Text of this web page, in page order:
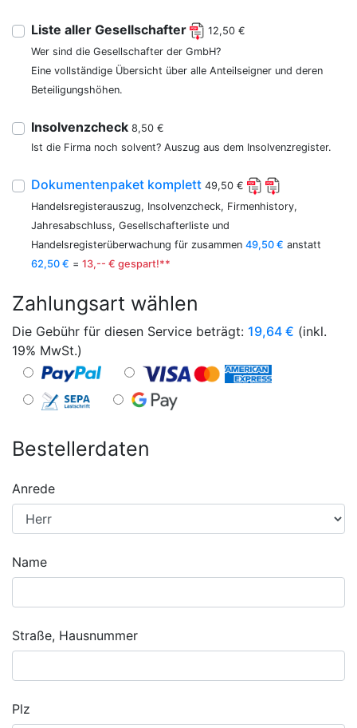
Liste aller Gesellschafter
12,50 €
Wer sind die Gesellschafter der GmbH?
Eine vollständige Übersicht über alle Anteilseigner und deren
Beteiligungshöhen.
Insolvenzcheck 8,50 €
Ist die Firma noch solvent? Auszug aus dem Insolvenzregister.
Dokumentenpaket komplett 49,50 €
Handelsregisterauszug, Insolvenzcheck, Firmenhistory,
Jahresabschluss, Gesellschafterliste und
Handelsregisterüberwachung für zusammen 49,50 € anstatt
62,50 € = 13,-- € gespart!**
Zahlungsart wählen
Die Gebühr für diesen Service beträgt: 19,64 € (inkl.
19% MwSt.)
Bestellerdaten
Anrede
Name
Straße, Hausnummer
Plz